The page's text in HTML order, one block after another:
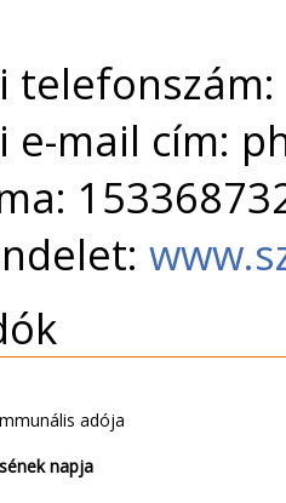
e-mail cím:
adója
napja